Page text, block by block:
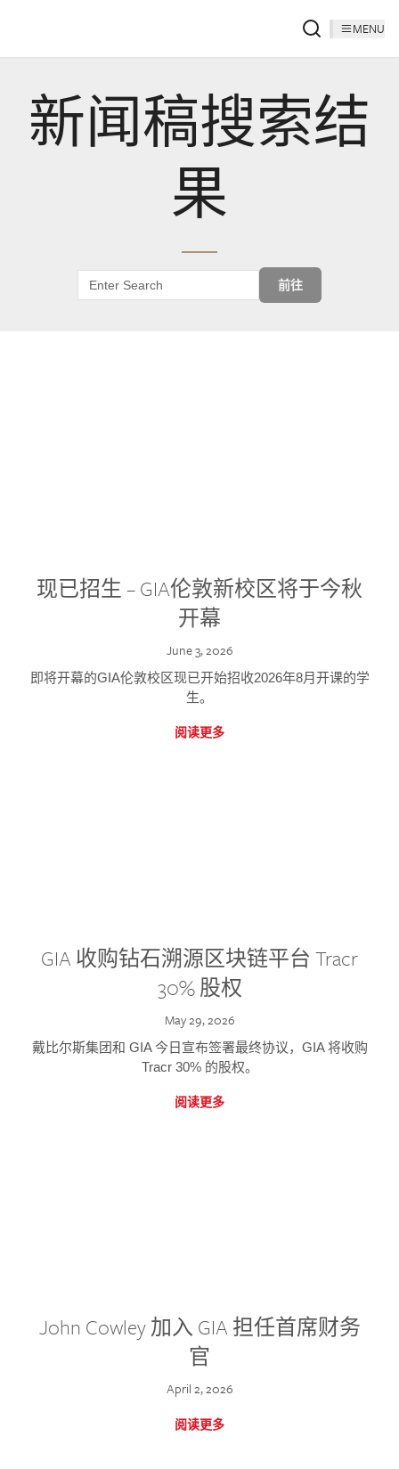
MENU
新闻稿搜索结
果
前往
现已招生 – GIA伦敦新校区将于今秋
开幕
June 3, 2026
即将开幕的GIA伦敦校区现已开始招收2026年8月开课的学
生。
阅读更多
GIA 收购钻石溯源区块链平台 Tracr
30% 股权
May 29, 2026
戴比尔斯集团和 GIA 今日宣布签署最终协议，GIA 将收购
Tracr 30% 的股权。
阅读更多
John Cowley 加入 GIA 担任首席财务
官
April 2, 2026
阅读更多